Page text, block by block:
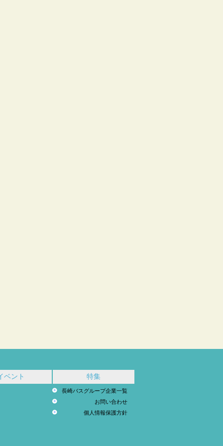
ベント 特集
長崎バスグループ企業一覧
お問い合わせ
個人情報保護方針